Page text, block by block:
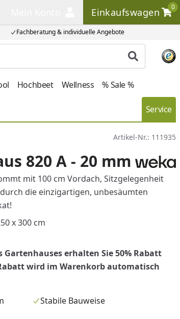
Fachberatung & individuelle Angebote
Einkaufswagen
0
Einkaufswagen
Produkt
Hochbeet Wellness % Sale %
Service
Artikel-Nr.: 111935
820 A - 20 mm
mit 100 cm Vordach, Sitzgelegenheit
die einzigartigen, unbesäumten
x 300 cm
erhalten Sie 50% Rabatt
wird im Warenkorb automatisch
Stabile Bauweise